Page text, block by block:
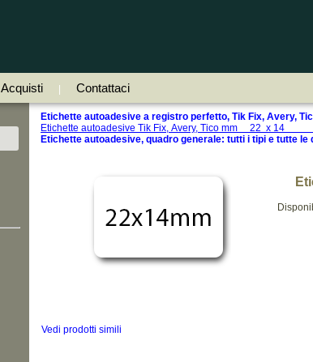
Acquisti Contattaci
Etichette autoadesive a registro perfetto, Tik Fix, Avery,
Etichette autoadesive Tik Fix, Avery, Tico mm 22 x
Etichette autoadesive, quadro generale: tutti i tipi e tutte le
Vedi prodotti simili